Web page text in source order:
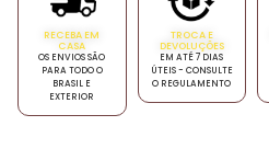
RECEBA EM
CASA
OS ENVIOS SÃO
PARA TODO O
BRASIL E
EXTERIOR
TROCA E
DEVOLUÇÕES
EM ATÉ 7 DIAS
ÚTEIS - CONSULTE
O REGULAMENTO